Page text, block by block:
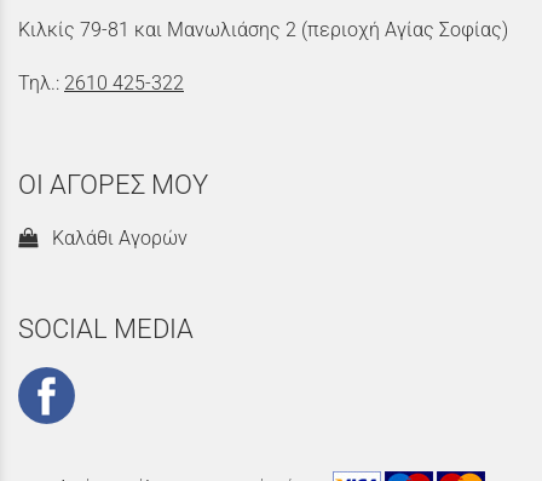
Κιλκίς 79-81 και Μανωλιάσης 2 (περιοχή Αγίας Σοφίας)
Τηλ.: 2610 425-322
ΟΙ ΑΓΟΡΕΣ ΜΟΥ
Καλάθι Αγορών
SOCIAL MEDIA